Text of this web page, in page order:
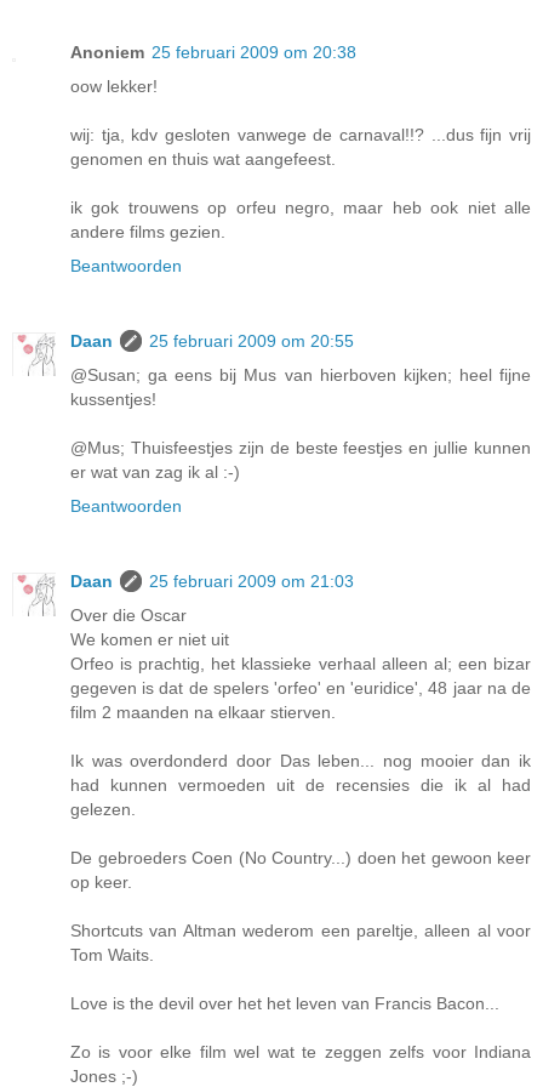
Anoniem 25 februari 2009 om 20:38
oow lekker!
wij: tja, kdv gesloten vanwege de carnaval!!? ...dus fijn vrij
genomen en thuis wat aangefeest.
ik gok trouwens op orfeu negro, maar heb ook niet alle
andere films gezien.
Beantwoorden
Daan
25 februari 2009 om 20:55
@Susan; ga eens bij Mus van hierboven kijken; heel fijne
kussentjes!
@Mus; Thuisfeestjes zijn de beste feestjes en jullie kunnen
er wat van zag ik al :-)
Beantwoorden
Daan
25 februari 2009 om 21:03
Over die Oscar
We komen er niet uit
Orfeo is prachtig, het klassieke verhaal alleen al; een bizar
gegeven is dat de spelers 'orfeo' en 'euridice', 48 jaar na de
film 2 maanden na elkaar stierven.
Ik was overdonderd door Das leben... nog mooier dan ik
had kunnen vermoeden uit de recensies die ik al had
gelezen.
De gebroeders Coen (No Country...) doen het gewoon keer
op keer.
Shortcuts van Altman wederom een pareltje, alleen al voor
Tom Waits.
Love is the devil over het het leven van Francis Bacon...
Zo is voor elke film wel wat te zeggen zelfs voor Indiana
Jones ;-)